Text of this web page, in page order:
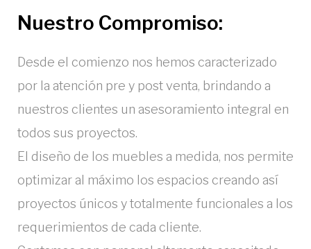
Nuestro Compromiso:
Desde el comienzo nos hemos caracterizado
por la atención pre y post venta, brindando a
nuestros clientes un asesoramiento integral en
todos sus proyectos.
El diseño de los muebles a medida, nos permite
optimizar al máximo los espacios creando así
proyectos únicos y totalmente funcionales a los
requerimientos de cada cliente.